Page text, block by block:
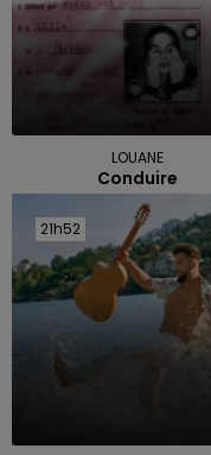
LOUANE
Conduire
21h52
21h52